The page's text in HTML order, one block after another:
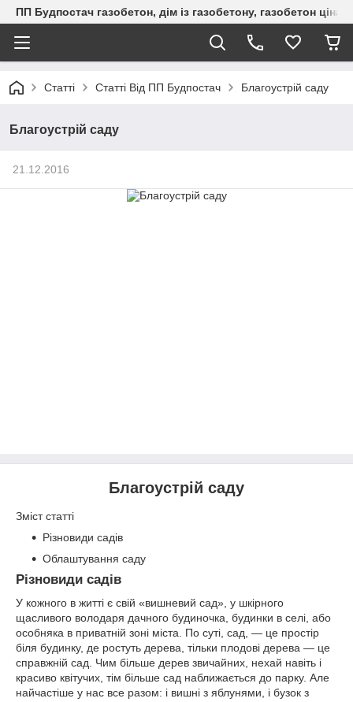
ПП Будпостач газобетон, дім із газобетону, газобетон
Статті Статті Від ПП Будпостач Благоустрій саду
Благоустрій саду
21.12.2016
Благоустрій саду
Зміст статті
Різновиди садів
Облаштування саду
Різновиди садів
У кожного в житті є свій «вишневий сад», у шкірного
щасливого володаря дачного будиночка, будинки в селі, або
особняка в приватній зоні міста. По суті, сад, — це простір
біля будинку, де ростуть дерева, тільки плодові дерева — це
справжній сад. Чим більше дерев звичайних, нехай навіть і
красиво квітучих, тім більше сад наближається до парку. Але
найчастіше у нас все разом: і вишні з яблунями, і бузок з